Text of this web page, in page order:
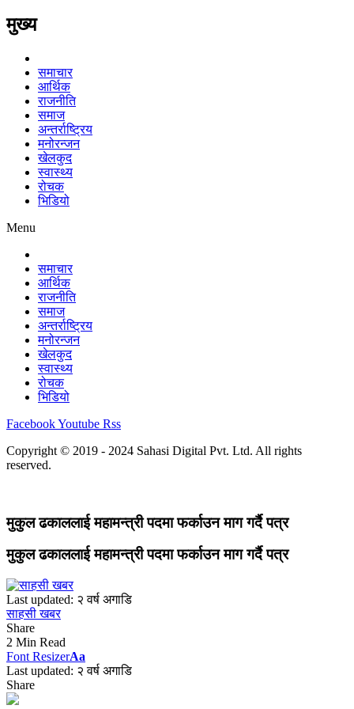
मुख्य
समाचार
आर्थिक
राजनीति
समाज
अन्तर्राष्ट्रिय
मनोरन्जन
खेलकुद
स्वास्थ्य
रोचक
भिडियो
Menu
समाचार
आर्थिक
राजनीति
समाज
अन्तर्राष्ट्रिय
मनोरन्जन
खेलकुद
स्वास्थ्य
रोचक
भिडियो
FacebookYoutube Rss
Copyright © 2019 - 2024 Sahasi Digital Pvt. Ltd. All rights
reserved.
मुकुल ढकाललाई महामन्त्री पदमा फर्काउन माग गर्दै पत्र
मुकुल ढकाललाई महामन्त्री पदमा फर्काउन माग गर्दै पत्र
Last updated: २ वर्ष अगाडि
साहसी खबर
Share
2 Min Read
Font ResizerAa
Last updated: २ वर्ष अगाडि
Share